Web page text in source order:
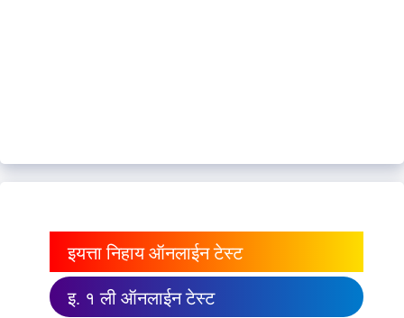
इयत्ता निहाय ऑनलाईन टेस्ट
इ. १ ली ऑनलाईन टेस्ट